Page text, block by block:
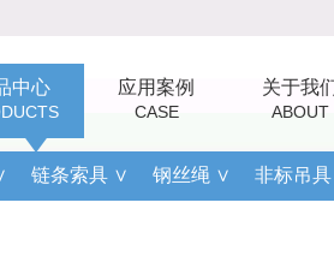
中心 应用案例
CASE
关于我
ABOUT
链条索具 ∨ 钢丝绳 ∨ 非标吊